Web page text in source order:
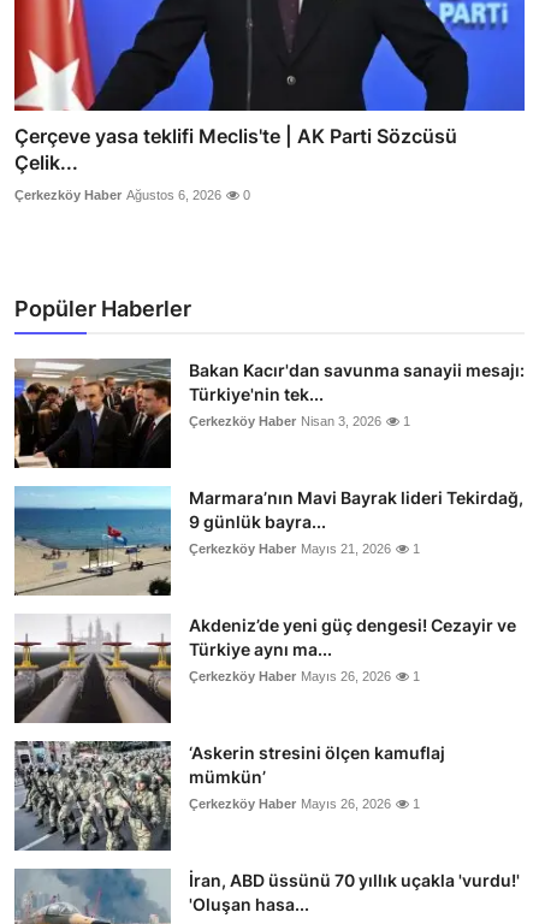
Çerçeve yasa teklifi Meclis'te | AK Parti Sözcüsü
Çelik...
Çerkezköy Haber Ağustos 6, 2026 0
Popüler Haberler
Bakan Kacır'dan savunma sanayii mesajı:
Türkiye'nin tek...
Çerkezköy Haber Nisan 3, 2026 1
Marmara’nın Mavi Bayrak lideri Tekirdağ,
9 günlük bayra...
Çerkezköy Haber Mayıs 21, 2026 1
Akdeniz’de yeni güç dengesi! Cezayir ve
Türkiye aynı ma...
Çerkezköy Haber Mayıs 26, 2026 1
‘Askerin stresini ölçen kamuflaj
mümkün’
Çerkezköy Haber Mayıs 26, 2026 1
İran, ABD üssünü 70 yıllık uçakla 'vurdu!'
'Oluşan hasa...